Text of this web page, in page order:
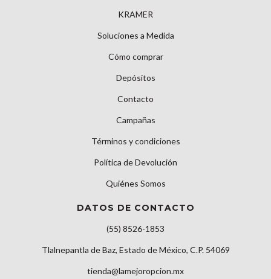
KRAMER
Soluciones a Medida
Cómo comprar
Depósitos
Contacto
Campañas
Términos y condiciones
Política de Devolución
Quiénes Somos
DATOS DE CONTACTO
(55) 8526-1853
Tlalnepantla de Baz, Estado de México, C.P. 54069
tienda@lamejoropcion.mx